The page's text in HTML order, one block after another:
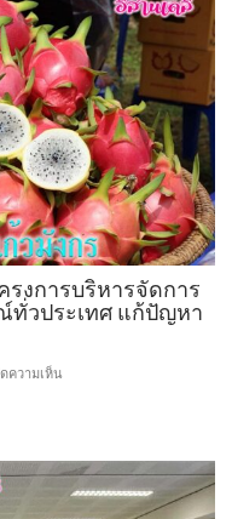
ทลาย
เครือ
ข่าย
ยา
เสพ
ติด
“Dark
Farm
888”
ยึด
ทรัพย์
กว่า
รงการบริหารจัดการ
ทั่วประเทศ แก้ปัญหา
ความเห็น
เลย